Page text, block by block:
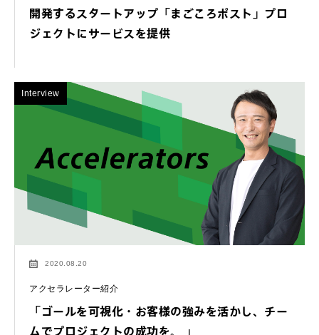
開発するスタートアップ「まごころポスト」プロ
ジェクトにサービスを提供
Interview
2020.08.20
アクセラレーター紹介
「ゴールを可視化・お客様の強みを活かし、チー
ムでプロジェクトの成功を。 」